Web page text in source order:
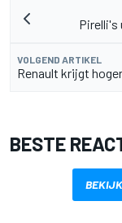
Pirelli's
VOLGEND ARTIKEL
Renault krijgt
BESTE